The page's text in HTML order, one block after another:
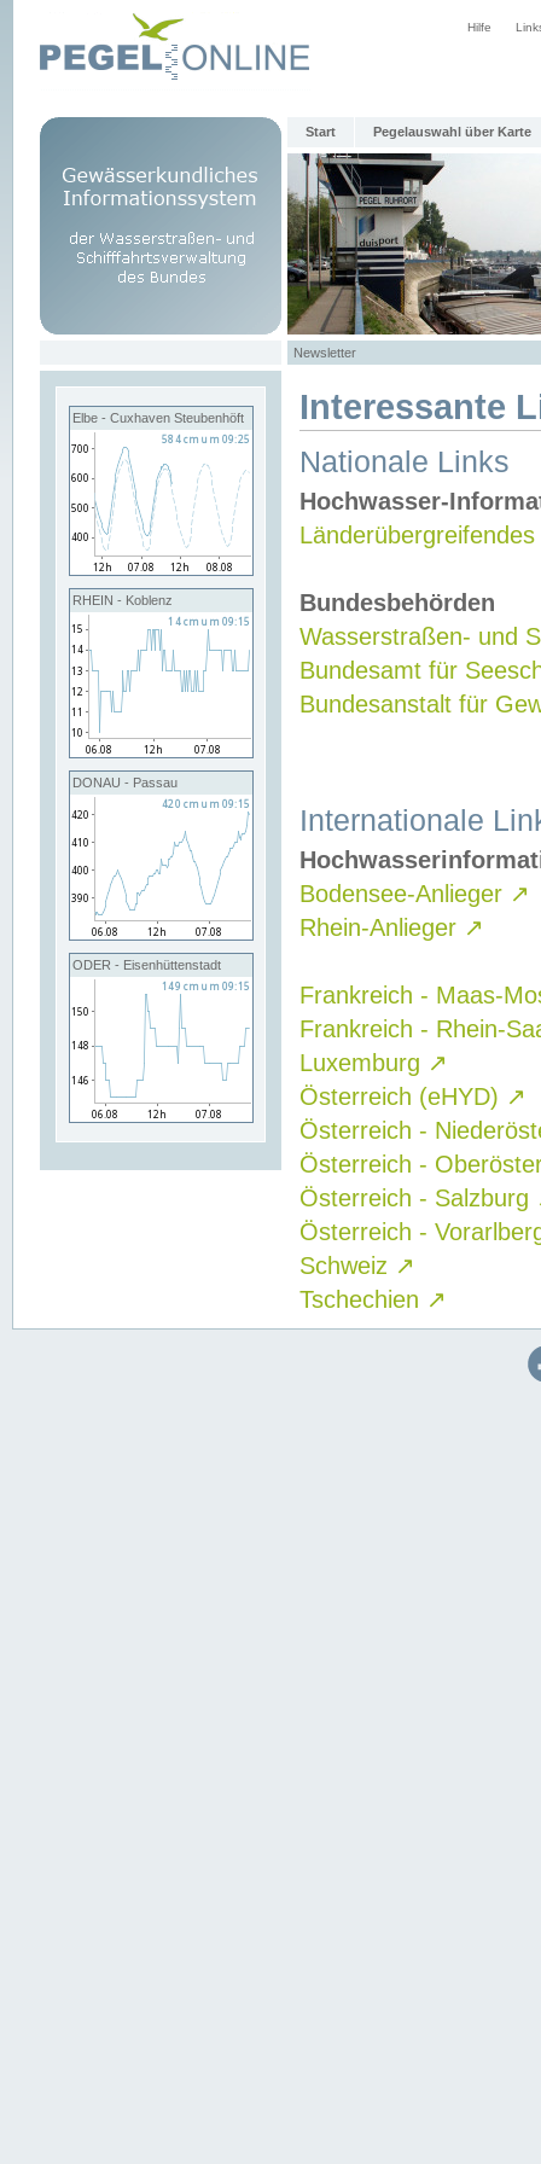
Hilfe
Start Pegelauswahl über Karte
Newsletter
Elbe - Cuxhaven Steubenhöft
RHEIN - Koblenz
DONAU - Passau
ODER - Eisenhüttenstadt
Interessante
Nationale Links
Hochwasser-
Bundesbehörden
Wasserstraßen- und
Bundesamt für
Bundesanstalt für
Internationale
Bodensee-Anlieger ↗
Rhein-Anlieger ↗
Frankreich - Maas-
Frankreich - Rhein-
Luxemburg ↗
Österreich (eHYD) ↗
Österreich -
Österreich -
Österreich - Salzburg
Österreich -
Schweiz ↗
Tschechien ↗